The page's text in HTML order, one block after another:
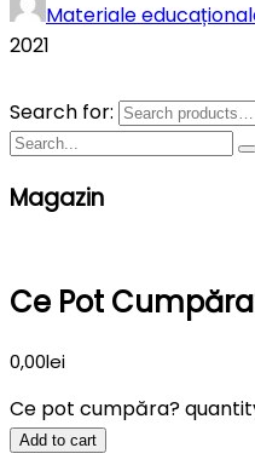
Materiale
2021
Search for:
Magazin
Ce Pot
0,00lei
Ce pot cumpăra?
Add to cart